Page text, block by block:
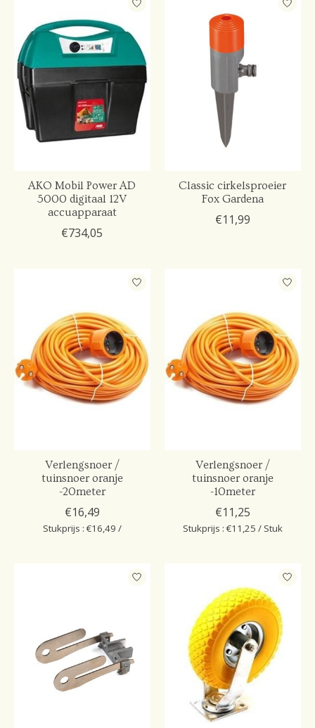
AKO Mobil Power AD
5000 digitaal 12V
accuapparaat
€734,05
Classic cirkelsproeier
Fox Gardena
€11,99
Verlengsnoer /
tuinsnoer oranje
-20meter
€16,49
Stukprijs : €16,49 /
Verlengsnoer /
tuinsnoer oranje
-10meter
€11,25
Stukprijs : €11,25 / Stuk